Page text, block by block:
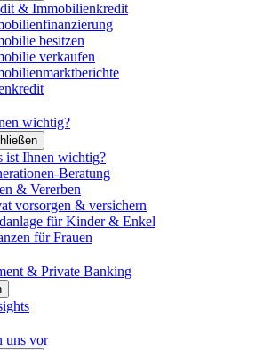
& Immobilienkredit
besitzen
verkaufen
wichtig?
ist Ihnen wichtig?
Beratung
& Vererben
vorsorgen & versichern
für Kinder & Enkel
für Frauen
& Private Banking
uns vor